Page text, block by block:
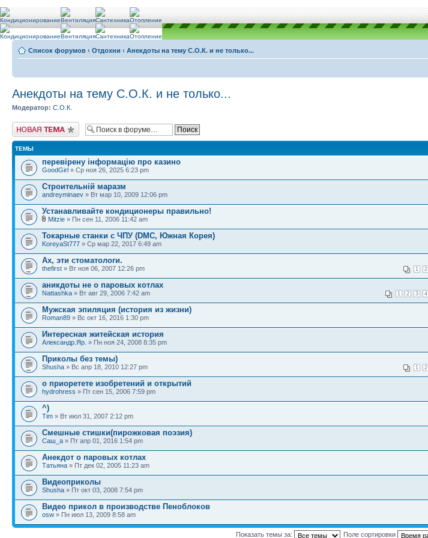
Список форумов ‹ Отдохни ‹ Анекдоты на тему С.О.К. и не только...
Анекдоты на тему С.О.К. и не только...
Модератор: С.О.К.
Новая тема
ТЕМЫ
перевірену інформацію про казино
GoodGirl » Ср ноя 26, 2025 6:23 pm
Строительній маразм
andreyminaev » Вт мар 10, 2009 12:06 pm
Устанавливайте кондиционеры правильно!
Mitzie » Пн сен 11, 2006 11:42 am
Токарные станки с ЧПУ (DMC, Южная Корея)
KoreyaSt777 » Ср мар 22, 2017 6:49 am
Ах, эти стоматологи.
1 2
thefirst » Вт ноя 06, 2007 12:26 pm
аникдоты не о паровых котлах
1 2 3 4
Nattashka » Вт авг 29, 2006 7:42 am
Мужская эпиляция (история из жизни)
Roman89 » Вс окт 16, 2016 1:30 pm
Интересная житейская история
Александр.Яр. » Пн ноя 24, 2008 8:35 pm
Приколы без темы)
1 2
Shusha » Вс апр 18, 2010 12:27 pm
о приоретете изобретений и открытий
hydrohress » Пт сен 15, 2006 7:59 pm
^)
Tim » Вт июл 31, 2007 2:12 pm
Смешные стишки(пирожковая поэзия)
Саш_а » Пт апр 01, 2016 1:54 pm
Анекдот о паровых котлах
Татьяна » Пт дек 02, 2005 11:23 am
Видеоприколы
Shusha » Пт окт 03, 2008 7:54 pm
Видео прикол в производстве Пеноблоков
osw » Пн июл 13, 2009 8:58 am
Показать темы за: Поле сортировки